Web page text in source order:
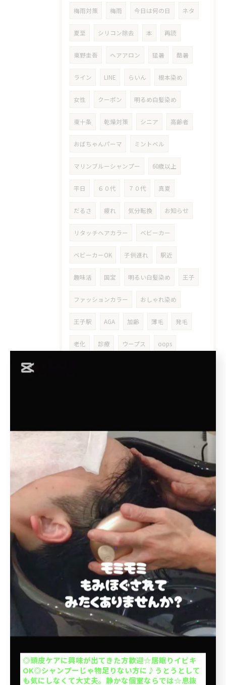
梅雨対策 梅雨 今日は何の日 ネタ
夏至 シリコン除去 本 再読
東野圭吾 ヘアアロン 猛暑 酷暑
ライン LINE らいん 根本染め
女性 クーポン 明るめ白髪染め
東十条 乾燥対策 シニア 高齢者
おばちゃんパーマ ミントベル
マリンブルーシャンプー 60歳以上
平日 ６０代 ７０代 真夏
だるさ 疲れ 気分転換 お知らせ
リタッチヘアカラー ベビーカー
ベビーカーOK 子供連れ 駅近
趣味活 国宝 明るい白髪染め 王子
ファッションカラー おしゃれ染め
王子駅 AGA 加齢 薄毛 発毛
老化 診療 ウープス oops
洗い流さない インバス
アウトバストリートメント
洗い流さないトリートメント
ボタニエンス 枝毛 北池袋
板橋本町 クレンジング
クレンジングシャンプー 皮膜
シリコン シリコーン ホームケア
インバストリートメント
サロントリートメント 乾燥
メンテナンス 北大塚
池袋本町 上池袋 王子本町 ミセス
50代 介護 出張ヘアカット
当日予約OK
クーポン一覧はこちら
◎頭皮ケアに興味が出てきた方歓迎☆居眠りイビキ
OK◎シャンプーじゃ物足りない方に♪うとうとして
も気にしなくて大丈夫。静かな個室ならでは☆息抜
大人1人＋お子さん1人orお子さま2人OK◎お子さん
の1人で座れるか挑戦を応援◎キッズカットデビュー
応援◎座れない子抱っこOK※整髪料、暴れる、泣く
場合お断り。計2名の予約ができます。
お問い合わせはこちら